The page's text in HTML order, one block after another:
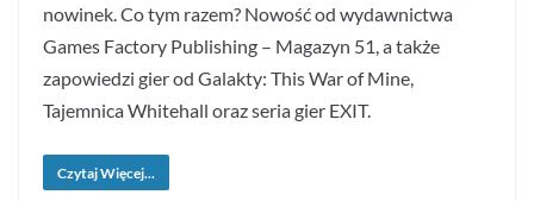
nowinek. Co tym razem? Nowość od wydawnictwa
Games Factory Publishing – Magazyn 51, a także
zapowiedzi gier od Galakty: This War of Mine,
Tajemnica Whitehall oraz seria gier EXIT.
Czytaj Więcej...